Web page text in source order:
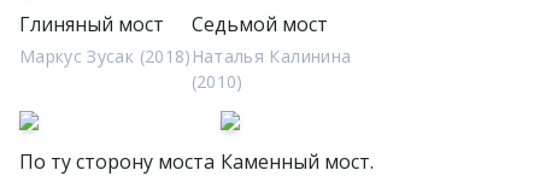
Глиняный мост
Маркус Зусак (2018)
Седьмой мост
Наталья Калинина
(2010)
По ту сторону моста Каменный мост.